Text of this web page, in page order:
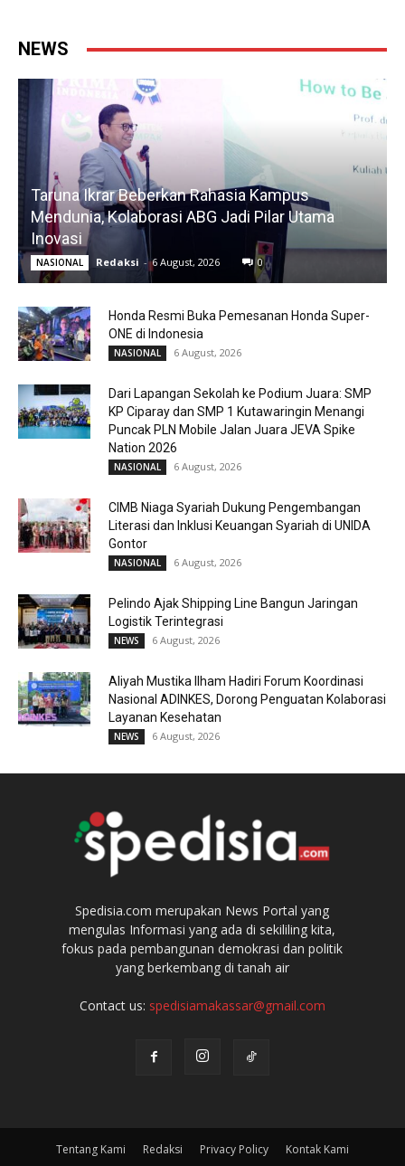
NEWS
Taruna Ikrar Beberkan Rahasia Kampus
Mendunia, Kolaborasi ABG Jadi Pilar Utama
Inovasi
NASIONAL Redaksi - 6 August, 2026 0
Honda Resmi Buka Pemesanan Honda Super-
ONE di Indonesia
NASIONAL 6 August, 2026
Dari Lapangan Sekolah ke Podium Juara: SMP
KP Ciparay dan SMP 1 Kutawaringin Menangi
Puncak PLN Mobile Jalan Juara JEVA Spike
Nation 2026
NASIONAL 6 August, 2026
CIMB Niaga Syariah Dukung Pengembangan
Literasi dan Inklusi Keuangan Syariah di UNIDA
Gontor
NASIONAL 6 August, 2026
Pelindo Ajak Shipping Line Bangun Jaringan
Logistik Terintegrasi
NEWS 6 August, 2026
Aliyah Mustika Ilham Hadiri Forum Koordinasi
Nasional ADINKES, Dorong Penguatan Kolaborasi
Layanan Kesehatan
NEWS 6 August, 2026
Spedisia.com merupakan News Portal yang
mengulas Informasi yang ada di sekililing kita,
fokus pada pembangunan demokrasi dan politik
yang berkembang di tanah air
Contact us: spedisiamakassar@gmail.com
Tentang Kami Redaksi Privacy Policy Kontak Kami